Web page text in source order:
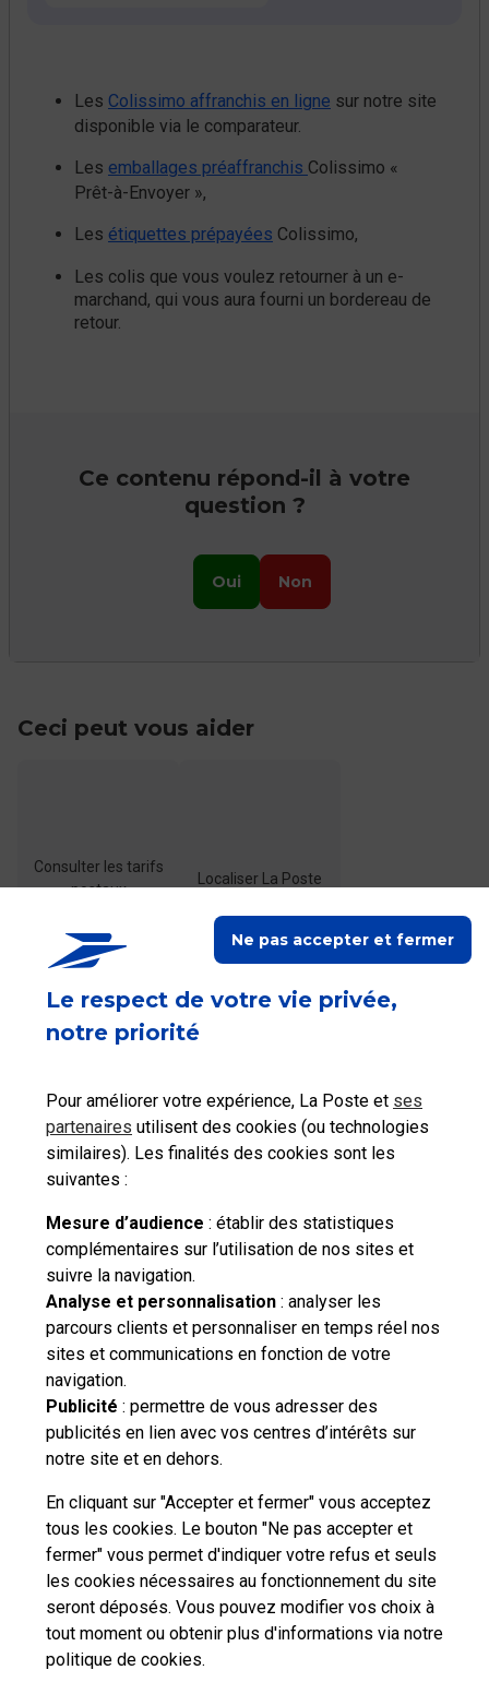
Le respect de votre vie privée,
notre priorité
Pour améliorer votre expérience, La Poste et ses
partenaires utilisent des cookies (ou technologies
similaires). Les finalités des cookies sont les
suivantes :
Mesure d’audience : établir des statistiques
complémentaires sur l’utilisation de nos sites et
suivre la navigation.
Analyse et personnalisation : analyser les
parcours clients et personnaliser en temps réel nos
sites et communications en fonction de votre
navigation.
Publicité : permettre de vous adresser des
publicités en lien avec vos centres d’intérêts sur
notre site et en dehors.
En cliquant sur "Accepter et fermer" vous acceptez
tous les cookies. Le bouton "Ne pas accepter et
fermer" vous permet d'indiquer votre refus et seuls
les cookies nécessaires au fonctionnement du site
seront déposés. Vous pouvez modifier vos choix à
tout moment ou obtenir plus d'informations via notre
politique de cookies.
Ne pas accepter et fermer
Les Colissimo affranchis en ligne sur notre site
disponible via le comparateur.
Les emballages préaffranchis Colissimo «
Prêt-à-Envoyer »,
Les étiquettes prépayées Colissimo,
Les colis que vous voulez retourner à un e-
marchand, qui vous aura fourni un bordereau de
retour.
Ce contenu répond-il à votre
question ?
Oui Non
Ceci peut vous aider
Consulter les tarifs
postaux
Localiser La Poste
Comment envoyer un Colissimo depuis ma boîte
aux lettres ?
Besoin d'aide complémentaire ?
Vous n'avez pas trouvé de solution parmi nos FAQs,
vous souhaitez nous contacter ou déposer une
réclamation ?
contacter
Professionnels Entreprises et Collectivités